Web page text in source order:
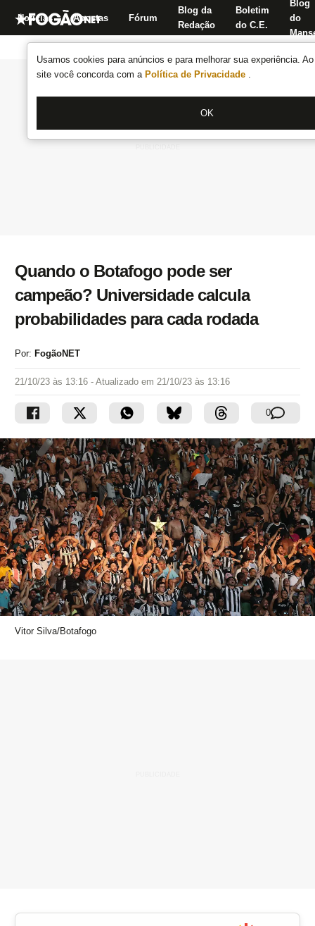
Usamos cookies para anúncios e para melhorar sua experiência.
site você concorda com a Política de Privacidade .
OK
Notícias Apostas Fórum
Blog da
Redação
Boletim
do C.E.
Blog
do
Quando o Botafogo pode ser
campeão? Universidade calcula
probabilidades para cada rodada
Por: FogãoNET
21/10/23 às 13:16 - Atualizado em 21/10/23 às 13:16
0
Vitor Silva/Botafogo